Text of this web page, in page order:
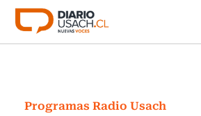
Click acá para ir directamente al
Investigación
Programas Radio Usach